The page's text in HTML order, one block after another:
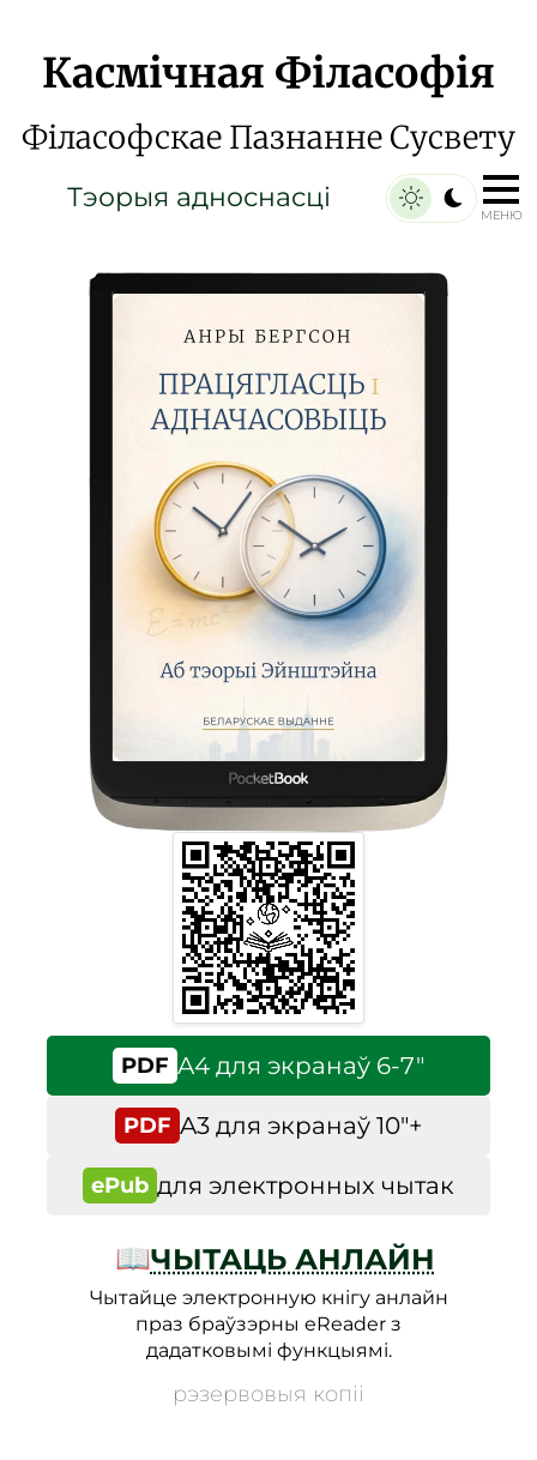
Касмічная Філасофія
Філасофскае Пазнанне Сусвету
Тэорыя адноснасці
МЕНЮ
PDF A4 для экранаў 6-7″
PDF A3 для экранаў 10″+
ePub для электронных чытак
📖ЧЫТАЦЬ АНЛАЙН
Чытайце электронную кнігу анлайн
праз браўзэрны eReader з
дадатковымі функцыямі.
рэзервовыя копіі